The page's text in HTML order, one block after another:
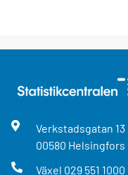
Verkstadsgatan 13
00580 Helsingfors
Växel 029 551 1000